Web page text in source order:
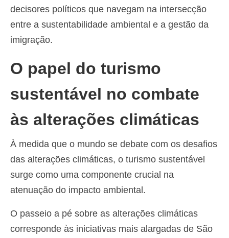
decisores políticos que navegam na intersecção
entre a sustentabilidade ambiental e a gestão da
imigração.
O papel do turismo
sustentável no combate
às alterações climáticas
À medida que o mundo se debate com os desafios
das alterações climáticas, o turismo sustentável
surge como uma componente crucial na
atenuação do impacto ambiental.
O passeio a pé sobre as alterações climáticas
corresponde às iniciativas mais alargadas de São